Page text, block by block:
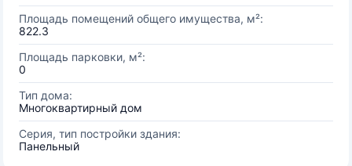
Площадь помещений общего имущества, м²:
822.3
Площадь парковки, м²:
0
Тип дома:
Многоквартирный дом
Серия, тип постройки здания:
Панельный